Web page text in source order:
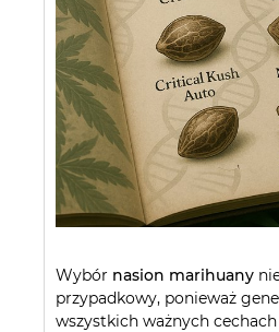
Wybór nasion marihuany
przypadkowy, ponieważ
wszystkich ważnych